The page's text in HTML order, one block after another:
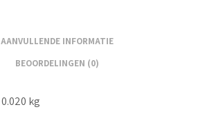
AANVULLENDE INFORMATIE
BEOORDELINGEN (0)
0.020 kg